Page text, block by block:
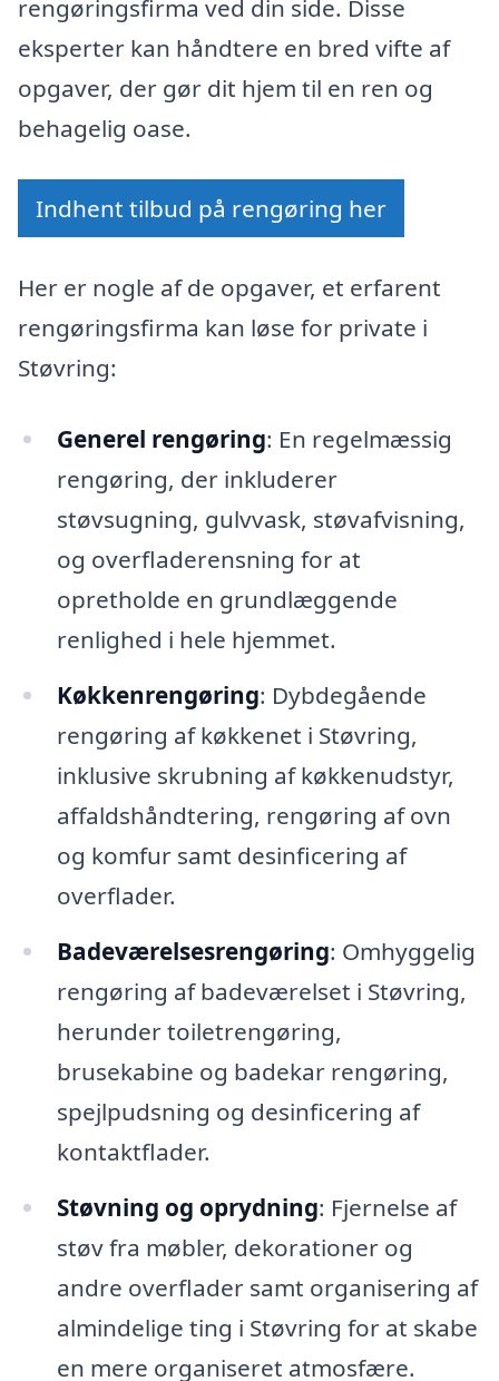
rengøringsfirma ved din side. Disse
eksperter kan håndtere en bred vifte af
opgaver, der gør dit hjem til en ren og
behagelig oase.
Indhent tilbud på rengøring her
Her er nogle af de opgaver, et erfarent
rengøringsfirma kan løse for private i
Støvring:
Generel rengøring: En regelmæssig
rengøring, der inkluderer
støvsugning, gulvvask, støvafvisning,
og overfladerensning for at
opretholde en grundlæggende
renlighed i hele hjemmet.
Køkkenrengøring: Dybdegående
rengøring af køkkenet i Støvring,
inklusive skrubning af køkkenudstyr,
affaldshåndtering, rengøring af ovn
og komfur samt desinficering af
overflader.
Badeværelsesrengøring: Omhyggelig
rengøring af badeværelset i Støvring,
herunder toiletrengøring,
brusekabine og badekar rengøring,
spejlpudsning og desinficering af
kontaktflader.
Støvning og oprydning: Fjernelse af
støv fra møbler, dekorationer og
andre overflader samt organisering af
almindelige ting i Støvring for at skabe
en mere organiseret atmosfære.